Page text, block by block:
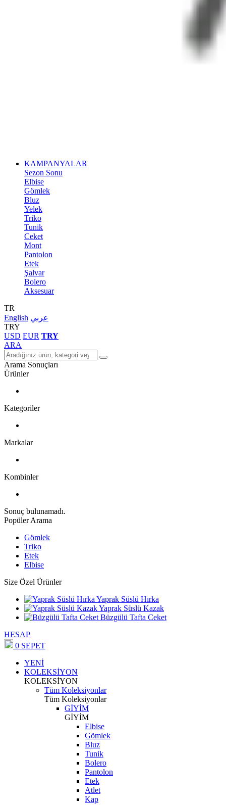
KAMPANYALAR
Sezon Sonu
Elbise
Gömlek
Bluz
Yelek
Triko
Tunik
Ceket
Mont
Pantolon
Etek
Şalvar
Bolero
Aksesuar
TR
English عربي
TRY
USD EUR TRY
ARA
Arama Sonuçları
Ürünler
Kategoriler
Markalar
Kombinler
Sonuç bulunamadı.
Popüler Arama
Gömlek
Triko
Etek
Elbise
Size Özel Ürünler
Yaprak Süslü Hırka
Yaprak Süslü Kazak
Büzgülü Tafta Ceket
HESAP
0 SEPET
YENİ
KOLEKSİYON
KOLEKSİYON
Tüm Koleksiyonlar
Tüm Koleksiyonlar
GİYİM
GİYİM
Elbise
Gömlek
Bluz
Tunik
Bolero
Pantolon
Etek
Atlet
Kap